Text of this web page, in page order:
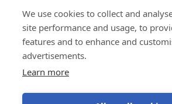
We use cookies to collect and
site performance and usage, to
features and to enhance and
advertisements.
Learn more